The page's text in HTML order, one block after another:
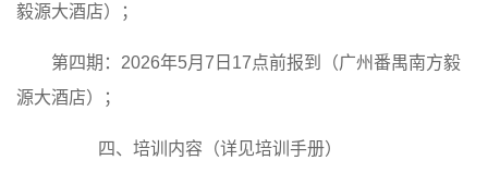
毅源大酒店）；
第四期：2026年5月7日17点前报到（广州番禺南方毅
源大酒店）；
四、培训内容（详见培训手册）